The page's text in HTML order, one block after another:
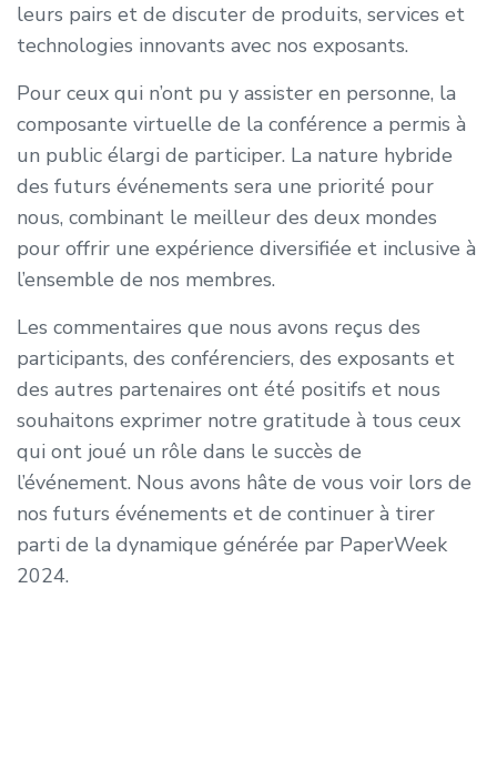
leurs pairs et de discuter de produits, services et
technologies innovants avec nos exposants.
Pour ceux qui n’ont pu y assister en personne, la
composante virtuelle de la conférence a permis à
un public élargi de participer. La nature hybride
des futurs événements sera une priorité pour
nous, combinant le meilleur des deux mondes
pour offrir une expérience diversifiée et inclusive à
l’ensemble de nos membres.
Les commentaires que nous avons reçus des
participants, des conférenciers, des exposants et
des autres partenaires ont été positifs et nous
souhaitons exprimer notre gratitude à tous ceux
qui ont joué un rôle dans le succès de
l’événement. Nous avons hâte de vous voir lors de
nos futurs événements et de continuer à tirer
parti de la dynamique générée par PaperWeek
2024.